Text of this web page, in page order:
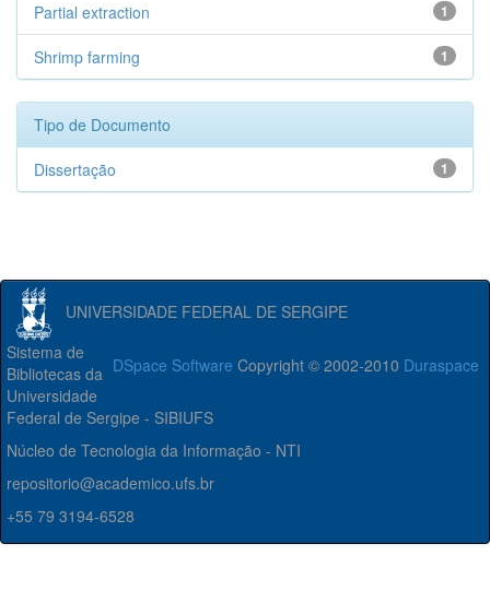
1
Partial extraction
1
Shrimp farming
Tipo de Documento
1
Dissertação
UNIVERSIDADE FEDERAL DE SERGIPE
DSpace Software Copyright © 2002-2010 Duraspace
Sistema de
Bibliotecas da
Universidade
Federal de Sergipe - SIBIUFS
Núcleo de Tecnologia da Informação - NTI
repositorio@academico.ufs.br
+55 79 3194-6528